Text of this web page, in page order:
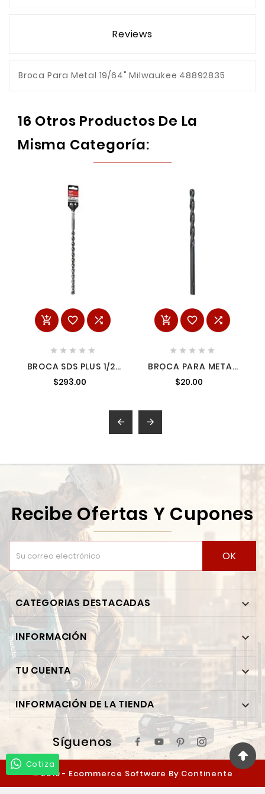
Reviews
Broca Para Metal 19/64" Milwaukee 48892835
16 Otros Productos De La
Misma Categoría:
  
    
BROCA SDS PLUS 1/2"
X 12" 2C
$293.00
  
    
BROCA PARA METAL
3/32" MILWAUKEE
48892822
$20.00
 
Recibe Ofertas Y Cupones
OK
CATEGORIAS DESTACADAS 
INFORMACIÓN 
TU CUENTA 
INFORMACIÓN DE LA TIENDA 
Síguenos
© 2019 - Ecommerce Software By Continente
Ferretero™
Cotiza